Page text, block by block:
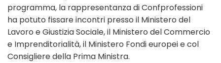
programma, la rappresentanza di Confprofessioni
ha potuto fissare incontri presso il Ministero del
Lavoro e Giustizia Sociale, il Ministero del Commercio
e Imprenditorialità, il Ministero Fondi europei e col
Consigliere della Prima Ministra.